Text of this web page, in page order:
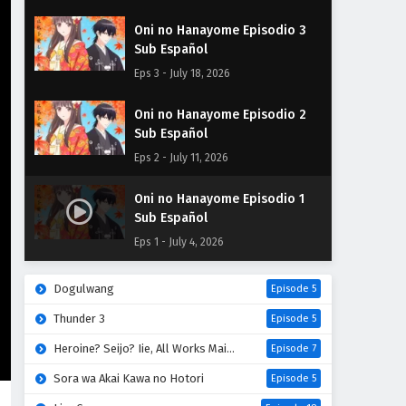
Oni no Hanayome Episodio 3
Sub Español
Eps 3 - July 18, 2026
Oni no Hanayome Episodio 2
Sub Español
Eps 2 - July 11, 2026
Oni no Hanayome Episodio 1
Sub Español
Eps 1 - July 4, 2026
Dogulwang Episode 5
Thunder 3 Episode 5
Heroine? Seijo? Iie, All Works Maid desu (Hokori)! Episode 7
Sora wa Akai Kawa no Hotori Episode 5